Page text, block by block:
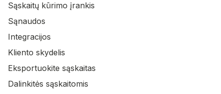
Sąskaitų kūrimo įrankis
Sąnaudos
Integracijos
Kliento skydelis
Eksportuokite sąskaitas
Dalinkitės sąskaitomis